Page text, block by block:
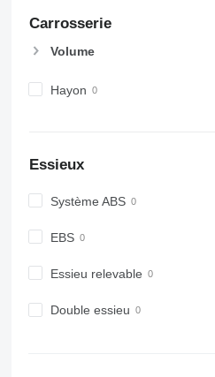
Carrosserie
Volume
Hayon
Essieux
Système ABS
EBS
Essieu relevable
Double essieu